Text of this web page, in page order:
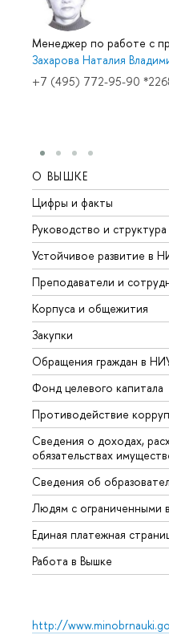
Менеджер по работе с
Захарова Наталия
+7 (495) 772-95-90
О ВЫШКЕ
Цифры и факты
Руководство и структура
Устойчивое развитие в
Преподаватели и
Корпуса и общежития
Закупки
Обращения граждан в
Фонд целевого капитала
Противодействие
Сведения о доходах,
обязательствах
Сведения об
Людям с ограниченными
Единая платежная
Работа в Вышке
http://